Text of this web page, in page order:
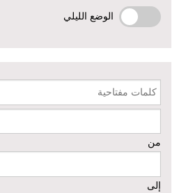
الوضع الليلي
كلمات مفتاحية
من
إلى
دعم الخدمات الصحية في محافظتي الرقة ودير
إعادة تأهيل المنازل لعيش آمن وكريم في الرقة
– المرحلة الأولى
مبادرة متعددة القطاعات لإعادة التأهيل في